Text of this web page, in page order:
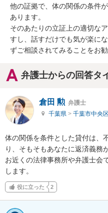
他の証拠で、体の関係の条件
あります。
そのあたりの立証上の適切な
すし、話すだけでも気が楽に
ずご相談されてみることをお勧
弁護士からの回答タ
倉田 勲 弁護士
千葉県 > 千葉市中央
体の関係を条件とした貸付は、
り、そもそもあなたに返済義務
お近くの法律事務所や弁護士会
します。
役に立った 2